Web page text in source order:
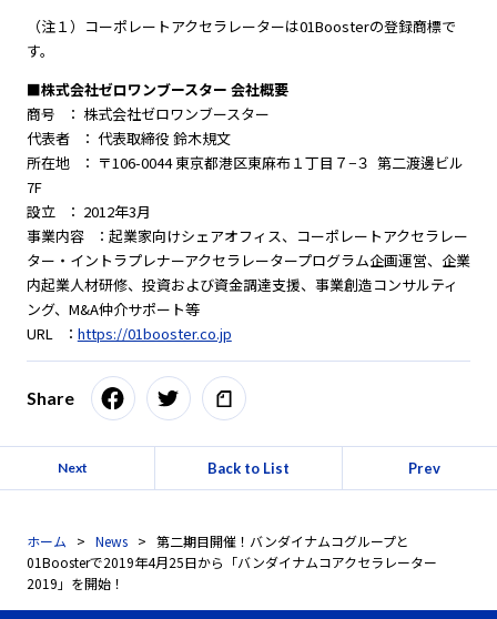
（注１）コーポレートアクセラレーターは01Boosterの登録商標で
す。
■株式会社ゼロワンブースター 会社概要
商号 ： 株式会社ゼロワンブースター
代表者 ： 代表取締役 鈴木規文
所在地 ： 〒106-0044 東京都港区東麻布１丁目７−３ 第二渡邊ビル
7F
設立 ： 2012年3月
事業内容 ：起業家向けシェアオフィス、コーポレートアクセラレー
ター・イントラプレナーアクセラレータープログラム企画運営、企業
内起業人材研修、投資および資金調達支援、事業創造コンサルティ
ング、M&A仲介サポート等
URL ： https://01booster.co.jp
Share
Next Back to List Prev
ホーム News
第二期目開催！バンダイナムコグループと
01Boosterで2019年4月25日から「バンダイナムコアクセラレーター
2019」を開始！